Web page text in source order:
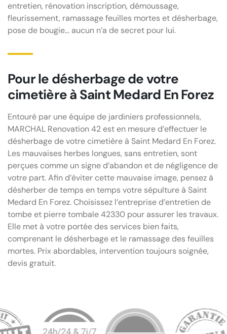
entretien, rénovation inscription, démoussage,
fleurissement, ramassage feuilles mortes et désherbage,
pose de bougie… aucun n’a de secret pour lui.
Pour le désherbage de votre
cimetière à Saint Medard En Forez
Entouré par une équipe de jardiniers professionnels,
MARCHAL Renovation 42 est en mesure d’effectuer le
désherbage de votre cimetière à Saint Medard En Forez.
Les mauvaises herbes longues, sans entretien, sont
perçues comme un signe d’abandon et de négligence de
votre part. Afin d’éviter cette mauvaise image, pensez à
désherber de temps en temps votre sépulture à Saint
Medard En Forez. Choisissez l’entreprise d’entretien de
tombe et pierre tombale 42330 pour assurer les travaux.
Elle met à votre portée des services bien faits,
comprenant le désherbage et le ramassage des feuilles
mortes. Prix abordables, intervention toujours soignée,
devis gratuit.